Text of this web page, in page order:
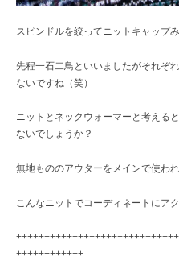
スピンドルを絞ってニットキャップ
先程一石二鳥といいましたがそれぞ
ないですね（笑）
ニットとネックウォーマーと考える
ないでしょうか？
無地もののアウターをメインで使われ
こんなニットでコーディネートにア
++++++++++++